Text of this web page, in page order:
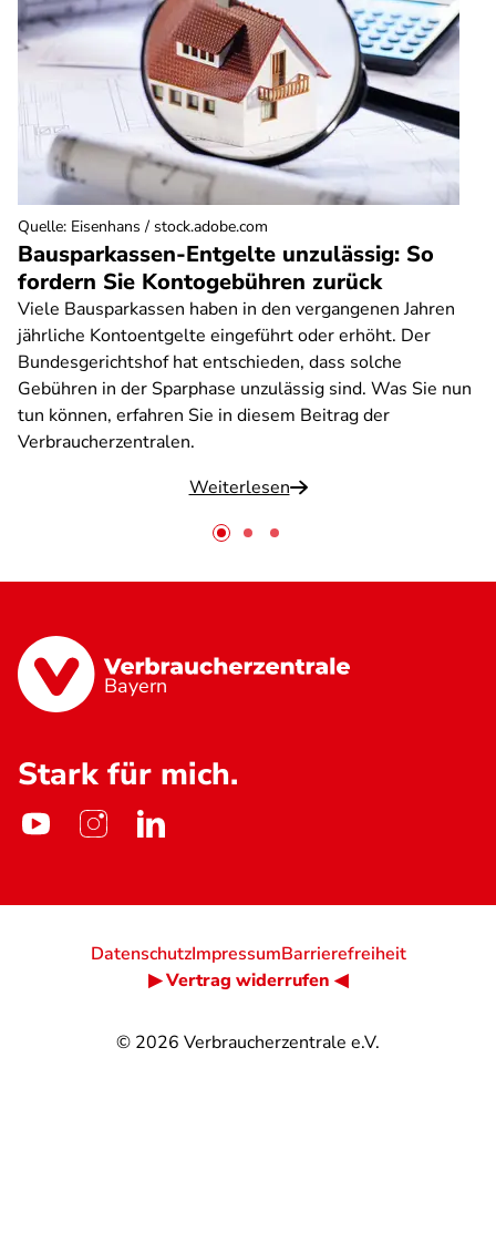
Bausparkassen-Entgelte unzulässig: So
fordern Sie Kontogebühren zurück
Viele Bausparkassen haben in den vergangenen Jahren
jährliche Kontoentgelte eingeführt oder erhöht. Der
Bundesgerichtshof hat entschieden, dass solche
Gebühren in der Sparphase unzulässig sind. Was Sie nun
tun können, erfahren Sie in diesem Beitrag der
Verbraucherzentralen.
Weiterlesen
Quelle: Eisenhans / stock.adobe.com
Bayern
Stark für mich.
© 2026 Verbraucherzentrale e.V.
DatenschutzImpressumBarrierefreiheit
▶ Vertrag widerrufen ◀